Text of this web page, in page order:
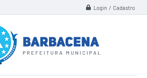
Login / Cadastro